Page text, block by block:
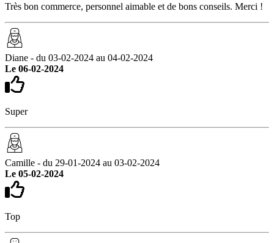
Très bon commerce, personnel aimable et de bons conseils. Merci !
Diane - du 03-02-2024 au 04-02-2024
Le 06-02-2024
Super
Camille - du 29-01-2024 au 03-02-2024
Le 05-02-2024
Top